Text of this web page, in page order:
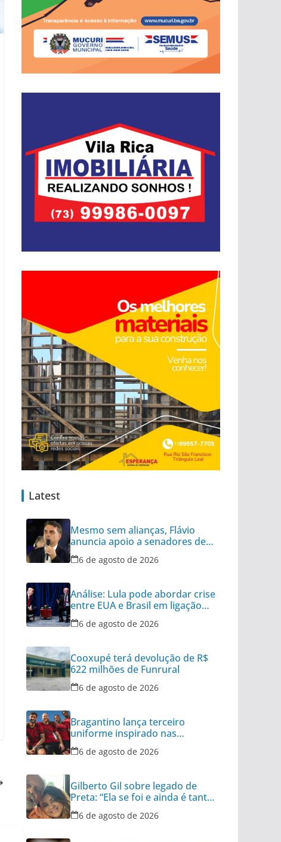
Latest
Mesmo sem alianças, Flávio
anuncia apoio a senadores de
outros 8 partidos
6 de agosto de 2026
Análise: Lula pode abordar crise
entre EUA e Brasil em ligação
para Trump
6 de agosto de 2026
Cooxupé terá devolução de R$
622 milhões de Funrural
6 de agosto de 2026
Bragantino lança terceiro
uniforme inspirado nas
categorias de base
6 de agosto de 2026
Gilberto Gil sobre legado de
Preta: “Ela se foi e ainda é tanta
coisa”
6 de agosto de 2026